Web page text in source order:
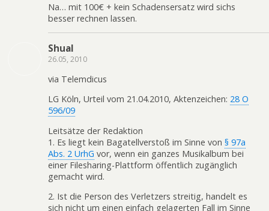
Na… mit 100€ + kein Schadensersatz wird sichs
besser rechnen lassen.
Shual
26.05, 2010
via Telemdicus
LG Köln, Urteil vom 21.04.2010, Aktenzeichen: 28 O
596/09
Leitsätze der Redaktion
1. Es liegt kein Bagatellverstoß im Sinne von § 97a
Abs. 2 UrhG vor, wenn ein ganzes Musikalbum bei
einer Filesharing-Plattform öffentlich zugänglich
gemacht wird.
2. Ist die Person des Verletzers streitig, handelt es
sich nicht um einen einfach gelagerten Fall im Sinne